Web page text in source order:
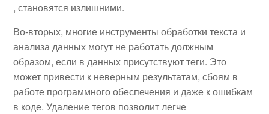
, становятся излишними.
Во-вторых, многие инструменты обработки текста и
анализа данных могут не работать должным
образом, если в данных присутствуют теги. Это
может привести к неверным результатам, сбоям в
работе программного обеспечения и даже к ошибкам
в коде. Удаление тегов позволит легче